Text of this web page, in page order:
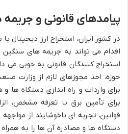
پیامدهای قانونی و جریمه
در کشور ایران، استخراج ارز دیجیتال
اقدام می تواند به جریمه های
استخراج کنندگان قانونی به خوبی می
حوزه، اخذ مجوزهای لازم از وزارت
برای واردات و راه اندازی دستگاه ها
برای تأمین برق با تعرفه مشخص،
قوانین، تجربه ای ناخوشایند از
دستگاه ها و مصادره آن ها را به